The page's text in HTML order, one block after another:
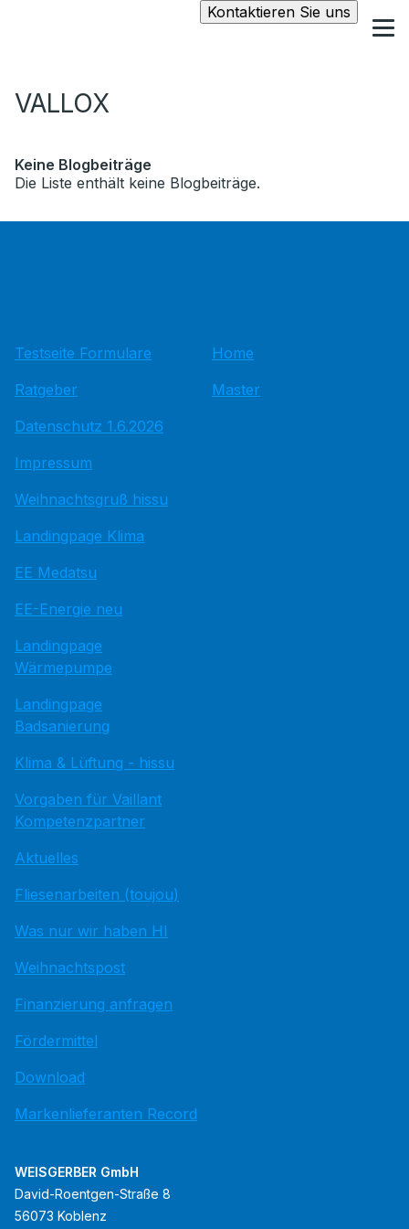
Kontaktieren Sie uns
VALLOX
Keine Blogbeiträge
Die Liste enthält keine Blogbeiträge.
Testseite Formulare
Ratgeber
Datenschutz 1.6.2026
Impressum
Weihnachtsgruß hissu
Landingpage Klima
EE Medatsu
EE-Energie neu
Landingpage
Wärmepumpe
Landingpage
Badsanierung
Klima & Lüftung - hissu
Vorgaben für Vaillant
Kompetenzpartner
Aktuelles
Fliesenarbeiten (toujou)
Was nur wir haben HI
Weihnachtspost
Finanzierung anfragen
Fördermittel
Download
Markenlieferanten Record
Home
Master
WEISGERBER GmbH
David-Roentgen-Straße 8
56073 Koblenz